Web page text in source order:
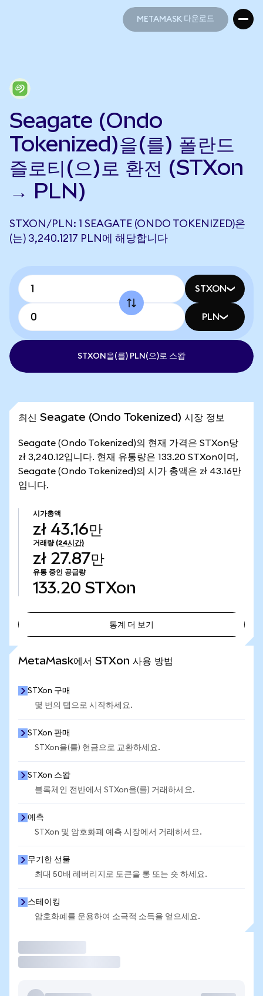
METAMASK 다운로드
Seagate (Ondo
Tokenized)을(를) 폴란드
즐로티(으)로 환전 (STXon
→ PLN)
STXON/PLN: 1 SEAGATE (ONDO TOKENIZED)은
(는) 3,240.1217 PLN에 해당합니다
STXON
PLN
STXON을(를) PLN(으)로 스왑
최신 Seagate (Ondo Tokenized) 시장 정보
Seagate (Ondo Tokenized)의 현재 가격은 STXon당
zł 3,240.12입니다. 현재 유통량은 133.20 STXon이며,
Seagate (Ondo Tokenized)의 시가 총액은 zł 43.16만
입니다.
시가총액
zł 43.16만
거래량 (24시간)
zł 27.87만
유통 중인 공급량
133.20 STXon
통계 더 보기
MetaMask에서 STXon 사용 방법
STXon 구매
몇 번의 탭으로 시작하세요.
STXon 판매
STXon을(를) 현금으로 교환하세요.
STXon 스왑
블록체인 전반에서 STXon을(를) 거래하세요.
예측
STXon 및 암호화폐 예측 시장에서 거래하세요.
무기한 선물
최대 50배 레버리지로 토큰을 롱 또는 숏 하세요.
스테이킹
암호화폐를 운용하여 소극적 소득을 얻으세요.